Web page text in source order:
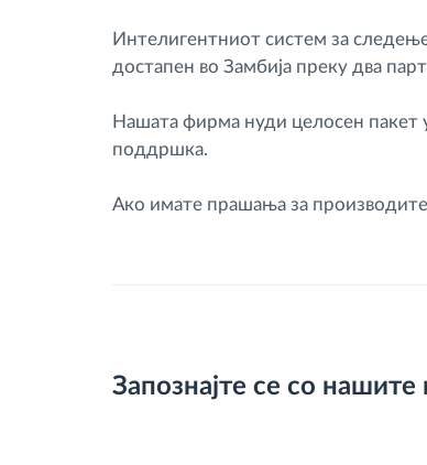
Интелигентниот систем за
достапен во Замбија преку два
Нашата фирма нуди целосен пакет
поддршка.
Ако имате прашања за производите
Запознајте се со нашите